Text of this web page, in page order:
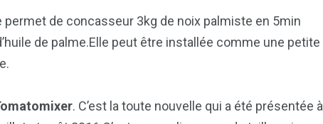
permet de concasseur 3kg de noix palmiste en 5min
de palme.Elle peut être installée comme une petite
. C’est la toute nouvelle qui a été présentée à